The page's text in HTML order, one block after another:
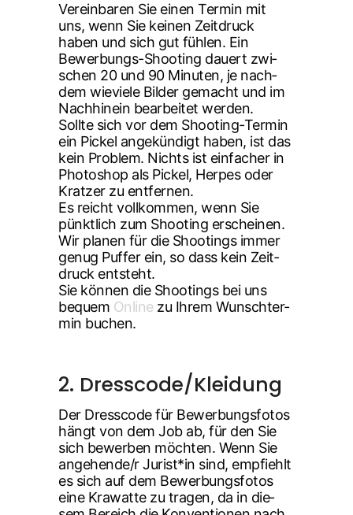
Ver­ein­ba­ren Sie einen Ter­min mit
uns, wenn Sie kei­nen Zeit­druck
haben und sich gut füh­len. Ein
Bewer­bungs-Shoo­ting dau­ert zwi­
schen 20 und 90 Minu­ten, je nach­
dem wie­vie­le Bil­der gemacht und im
Nach­hin­ein bear­bei­tet wer­den.
Soll­te sich vor dem Shoo­ting-Ter­min
ein Pickel ange­kün­digt haben, ist das
kein Pro­blem. Nichts ist ein­fa­cher in
Pho­to­shop als Pickel, Her­pes oder
Krat­zer zu ent­fer­nen.
Es reicht voll­kom­men, wenn Sie
pünkt­lich zum Shoo­ting erschei­nen.
Wir pla­nen für die Shoo­tings immer
genug Puf­fer ein, so dass kein Zeit­
druck ent­steht.
Sie kön­nen die Shoo­tings bei uns
bequem Online zu Ihrem Wunsch­ter­
min buchen.
2. Dresscode/Kleidung
Der Dress­code für Bewer­bungs­fo­tos
hängt von dem Job ab, für den Sie
sich bewer­ben möch­ten. Wenn Sie
angehende/r Jurist*in sind, emp­fiehlt
es sich auf dem Bewer­bungs­fo­tos
eine Kra­wat­te zu tra­gen, da in die­